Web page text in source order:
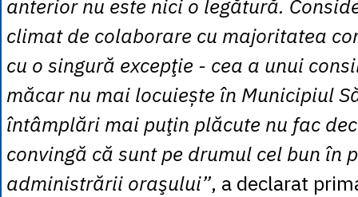
anterior nu este nici o legătură.
climat de colaborare cu majoritatea
cu o singură excepţie - cea a unui
măcar nu mai locuiește în Municipiul
întâmplări mai puţin plăcute nu fac
convingă că sunt pe drumul cel bun în
administrării oraşului”, a declarat